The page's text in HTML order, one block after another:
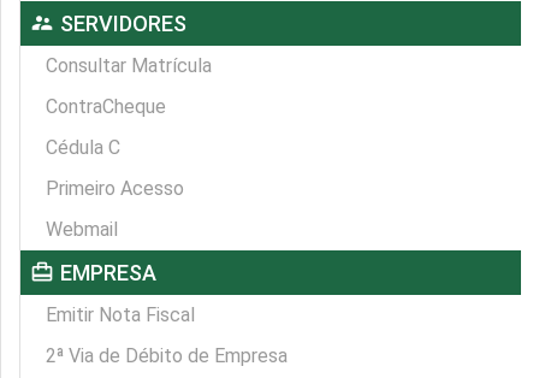
supervisor_account SERVIDORES
Consultar Matrícula
ContraCheque
Cédula C
Primeiro Acesso
Webmail
card_travel EMPRESA
Emitir Nota Fiscal
2ª Via de Débito de Empresa